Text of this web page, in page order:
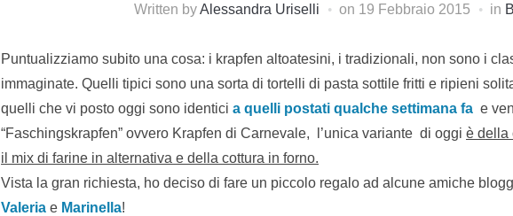
Written byAlessandra Uriselli on 19 Febbraio 2015 in
Puntualizziamo subito una cosa: i krapfen altoatesini, i tradizionali, non sono i
immaginate. Quelli tipici sono una sorta di tortelli di pasta sottile fritti e ripieni
quelli che vi posto oggi sono identici a quelli postati qualche settimana fa e
“Faschingskrapfen” ovvero Krapfen di Carnevale, l’unica variante di oggi è della
il mix di farine in alternativa e della cottura in forno.
Vista la gran richiesta, ho deciso di fare un piccolo regalo ad alcune amiche
Valeria e Marinella!